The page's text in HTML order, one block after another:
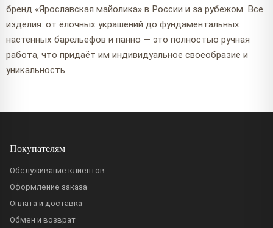
бренд «Ярославская майолика» в России и за рубежом. Все
изделия: от ёлочных украшений до фундаментальных
настенных барельефов и панно — это полностью ручная
работа, что придаёт им индивидуальное своеобразие и
уникальность.
Покупателям
Обслуживание клиентов
Оформление заказа
Оплата и доставка
Обмен и возврат